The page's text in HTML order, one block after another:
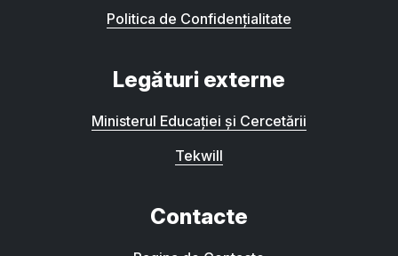
Politica de Confidențialitate
Legături externe
Ministerul Educației și Cercetării
Tekwill
Contacte